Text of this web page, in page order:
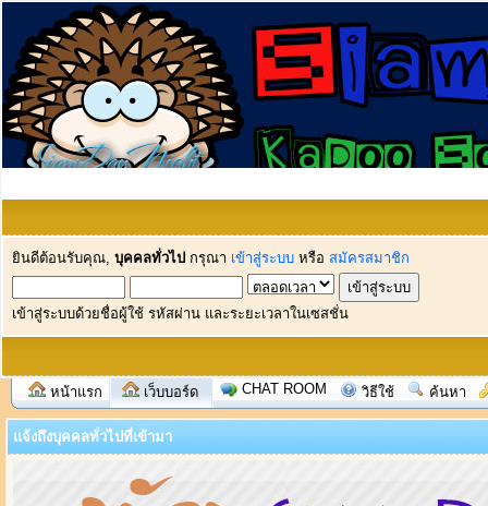
ยินดีต้อนรับคุณ, บุคคลทั่วไป กรุณา เข้าสู่ระบบ หรือ สมัครสมาชิก
เข้าสู่ระบบด้วยชื่อผู้ใช้ รหัสผ่าน และระยะเวลาในเซสชั่น
หน้าแรก เว็บบอร์ด CHAT ROOM วิธีใช้ ค้นหา
แจ้งถึงบุคคลทั่วไปที่เข้ามา